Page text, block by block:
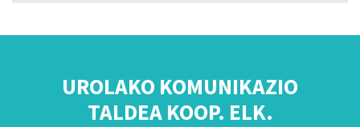
UROLAKO KOMUNIKAZIO
TALDEA KOOP. ELK.